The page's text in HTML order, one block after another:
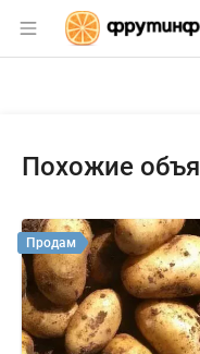
Раздел
Похожие
Продам